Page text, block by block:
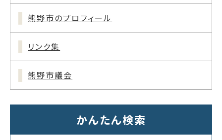
熊野市のプロフィール
リンク集
熊野市議会
かんたん検索